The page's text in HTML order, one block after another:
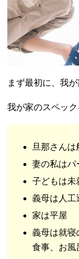
まず最初に、我が
我が家のスペック
旦那さんは
妻の私はパ
子どもは未
義母は人工
家は平屋
義母は就寝
食事、お風